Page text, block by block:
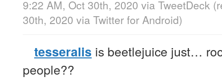
9:22 AM, Oct 30th, 2020 via TweetDeck
30th, 2020 via Twitter for Android)
tesseralis is beetlejuice just…
people??